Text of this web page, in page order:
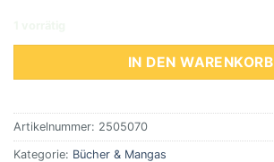
IN DEN WARENKORB
Artikelnummer: 2505070
Kategorie: Bücher & Mangas